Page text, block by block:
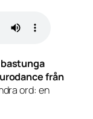
från
ord: en